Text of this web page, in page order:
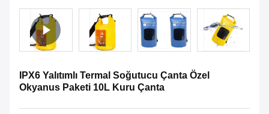
IPX6 Yalıtımlı Termal Soğutucu Çanta Özel
Okyanus Paketi 10L Kuru Çanta